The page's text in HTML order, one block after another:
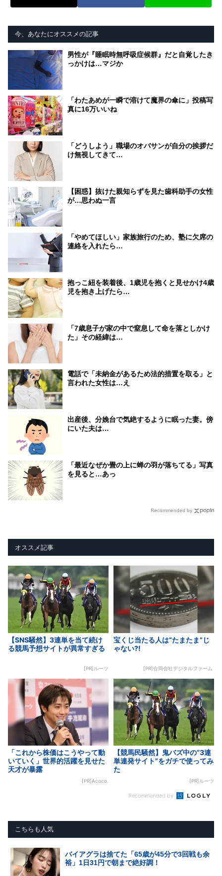
今、あなたにオススメの記事
男性が『睡眠時無呼吸症候群』だと自覚したき
っかけは…マジか
「わたあめが一瞬で溶けて魔界の傘に」投稿写
真に16万いいね
「どうしよう」職場のオバサンが自分の挨拶だ
け無視してきて…
【困惑】抜けた親知らずを見た歯科助手の女性
が…思わぬ一言
「やめてほしい」家族旅行のため、塾に欠席の
連絡を入れたら…
抱っこ紐を装着後、1歳児を抱くと見せかけ4歳
児を抱き上げたら…
「7歳息子が家の中で窒息して命を落としかけ
た」その経緯は…
電話で「未納金があるため法的措置を取る」と
言われた女性は…え
出産後、分娩台で気絶するように眠った妻。傍
にいた夫は…
「最近なぜか畳の上に蝉の羽が落ちてる」写真
を見ると…あっ
Recommended by
オススメ記事
【SNS騒然】3連単を当て続け
る競馬予想サイトが異常すぎる
[PR]ルーツ
宝くじ当たる人は“たまたま”じ
ゃない?!
[PR]合同会社デジタルファーム
「これから株価はこうやって動
いていく」世界的活躍を見せた
天才が暴露
[PR]Acoco.
【競馬民騒然】鬼バズ中の“3連
単連発サイト”をガチで使ってみ
た
[PR]ルーツ
Recommended by
こちらも人気
バイアグラは捨てた「65歳が45分で3回戦も余
裕」1日31円で朝まで絶好調！